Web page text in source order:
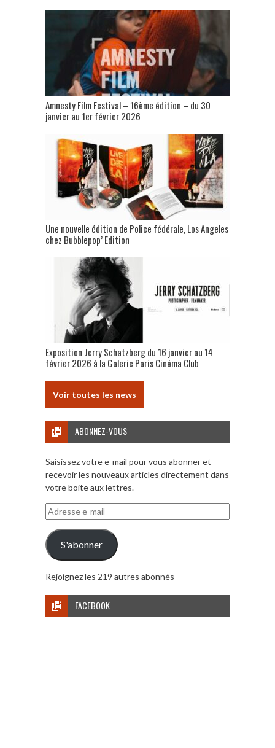
Amnesty Film Festival – 16ème édition – du 30
janvier au 1er février 2026
Une nouvelle édition de Police fédérale, Los Angeles
chez Bubblepop’ Edition
Exposition Jerry Schatzberg du 16 janvier au 14
février 2026 à la Galerie Paris Cinéma Club
Voir toutes les news
ABONNEZ-VOUS
Saisissez votre e-mail pour vous abonner et
recevoir les nouveaux articles directement dans
votre boite aux lettres.
Adresse
e-
mail
S'abonner
Rejoignez les 219 autres abonnés
FACEBOOK